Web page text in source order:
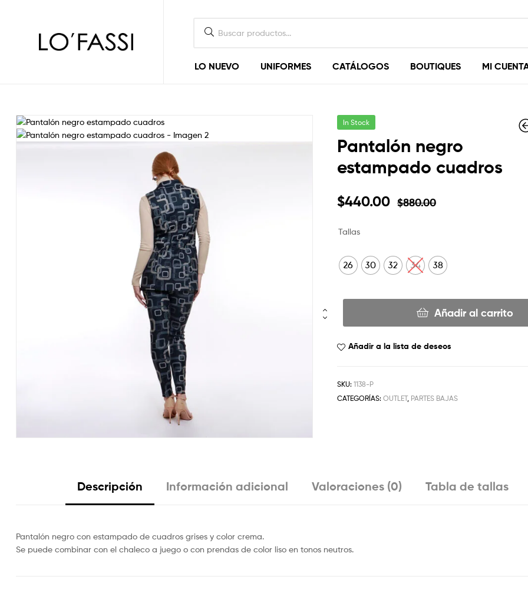
LO NUEVO UNIFORMES CATÁLOGOS BOUTIQUES MI
In Stock
Pantalón negro
estampado cuadros
$880.00
$440.00
Tallas
26 30 32 34 38
Añadir al carrito
Añadir a la lista de deseos
SKU: 1138-P
CATEGORÍAS: OUTLET, PARTES BAJAS
Descripción Información adicional Valoraciones (0) Tabla de tallas
Pantalón negro con estampado de cuadros grises y color crema.
Se puede combinar con el chaleco a juego o con prendas de color liso en tonos neutros.